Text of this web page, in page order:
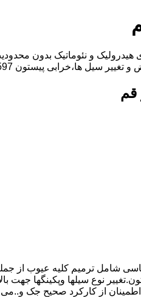
و نئوماتیک بدون
پیستون 09221241597-آقای سجاد فتاحی
قم
شامل ترمیم کلیه عیوب از
نوع سیلها وپکینگها جهت
از کارکرد صحیح جک و..می